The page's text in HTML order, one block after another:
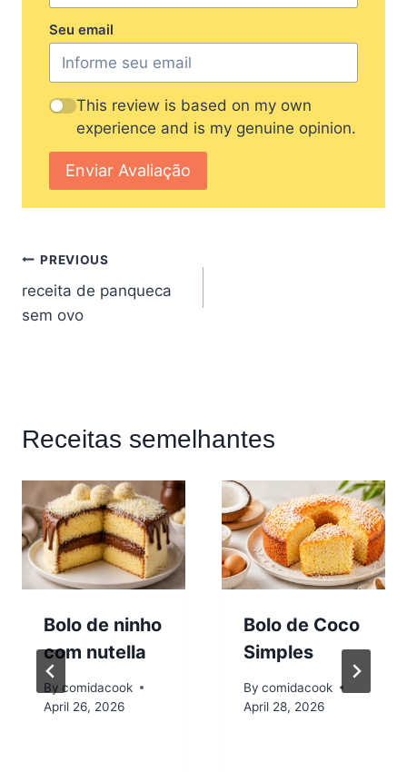
Seu email
This review is based on my own
experience and is my genuine opinion.
Enviar Avaliação
Post
navigation
PREVIOUS
receita de panqueca
sem ovo
Receitas semelhantes
Bolo de ninho
com nutella
By comidacook
April 26, 2026
Bolo de Coco
Simples
By comidacook
April 28, 2026